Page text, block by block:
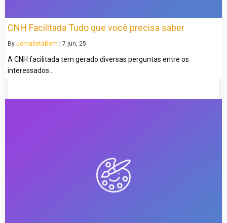
CNH Facilitada Tudo que você precisa saber
By JornalistaBom | 7 jun, 25
A CNH facilitada tem gerado diversas perguntas entre os
interessados…